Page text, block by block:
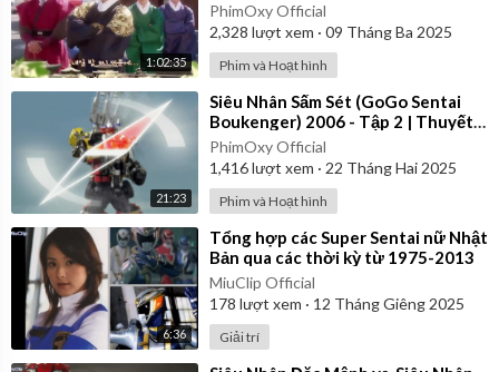
1:02:35
PhimOxy Official
2,328 lượt xem · 09 Tháng Ba 2025
Phim và Hoạt hình
21:23
⁣Siêu Nhân Sấm Sét (GoGo Sentai
Boukenger) 2006 - Tập 2 | Thuyết
Minh
PhimOxy Official
1,416lượt xem · 22 Tháng Hai 2025
Phim và Hoạt hình
6:36
⁣Tổng hợp các Super Sentai nữ Nhật
Bản qua các thời kỳ từ 1975-2013
MiuClip Official
178 lượt xem · 12 Tháng Giêng 2025
Giải trí